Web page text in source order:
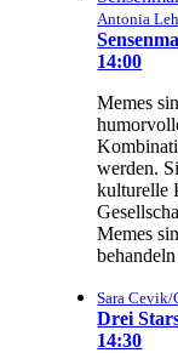
Antonia
14:00
Memes
werden.
kulturelle
Memes
Sara Cevik/
Drei
14:30